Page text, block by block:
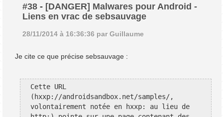
#38 - [DANGER] Malwares pour Android -
Liens en vrac de sebsauvage
28/11/2014 à 16:36:36 par Guillaume
Je cite ce que précise sebsauvage :
Cette URL
(hxxp://androidsandbox.net/samples/,
volontairement notée en hxxp: au lieu de